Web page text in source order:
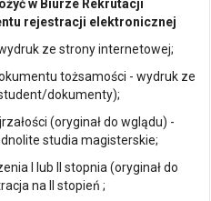
w Biurze Rekrutacji
rejestracji elektronicznej
ze strony internetowej;
tożsamości - wydruk ze
dokumenty);
(oryginał do wglądu) -
studia magisterskie;
I lub II stopnia (oryginał do
na II stopień ;